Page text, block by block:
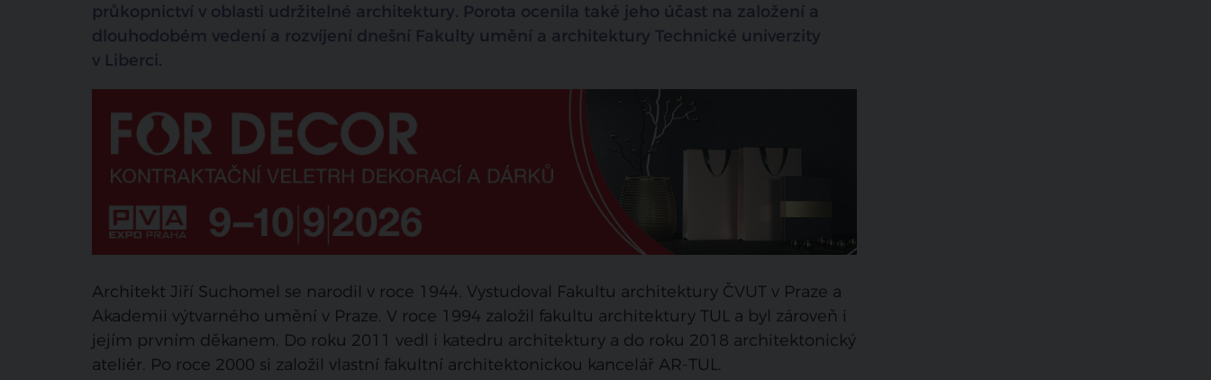
#cena ministerstva kultury
průkopnictví v oblasti udržitelné architektury. Porota ocenila také jeho účast na založení a
dlouhodobém vedení a rozvíjení dnešní Fakulty umění a architektury Technické univerzity
v Liberci.
Architekt Jiří Suchomel se narodil v roce 1944. Vystudoval Fakultu architektury ČVUT v Praze a
Akademii výtvarného umění v Praze. V roce 1994 založil fakultu architektury TUL a byl zároveň i
jejím prvním děkanem. Do roku 2011 vedl i katedru architektury a do roku 2018 architektonický
ateliér. Po roce 2000 si založil vlastní fakultní architektonickou kancelář AR-TUL.